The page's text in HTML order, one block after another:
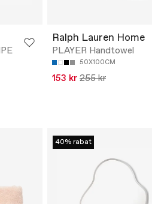
Ralph Lauren Home
PLAYER Handtowel
50X100CM
153 kr 255 kr
40% rabat